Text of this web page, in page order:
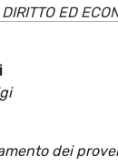
ED
dei